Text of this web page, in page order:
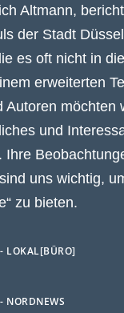
Altmann,
der Stadt
es oft nicht in
erweiterten
Autoren möchten
und
Ihre
uns wichtig,
zu bieten.
LOKAL[BÜRO]
NORDNEWS